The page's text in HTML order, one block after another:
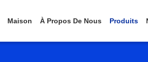
Maison À Propos De Nous Produits